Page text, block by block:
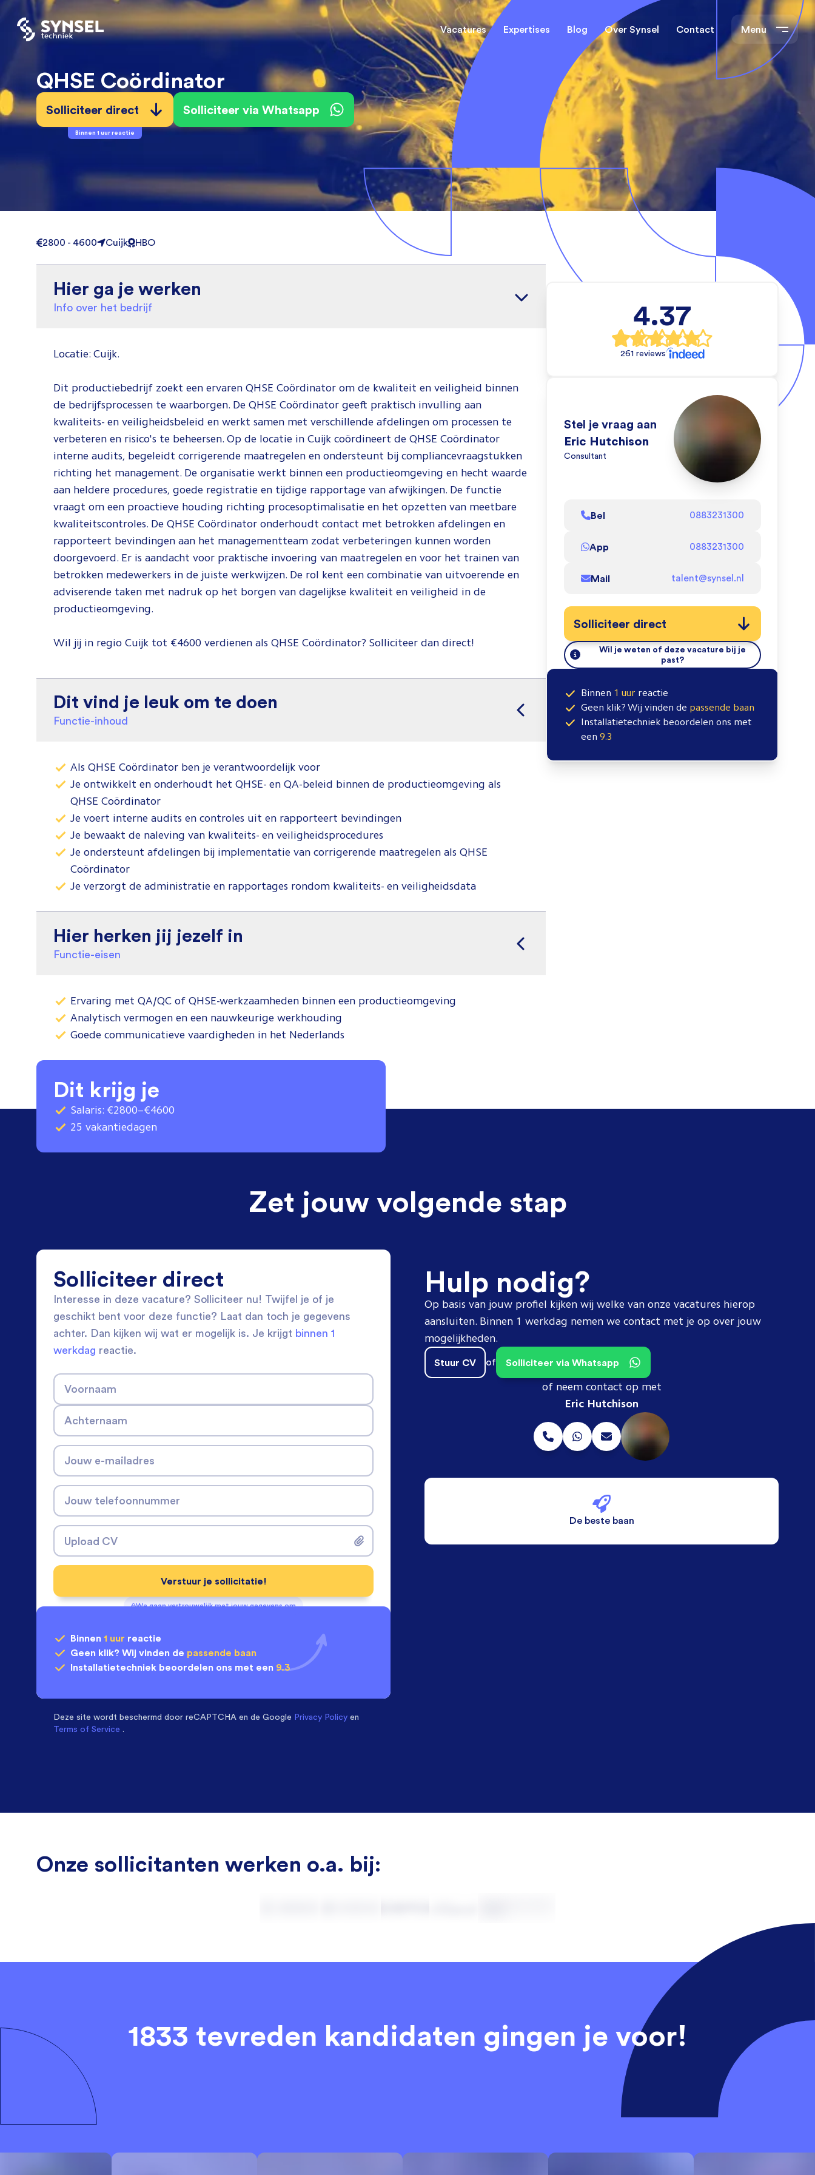
Vacatures
(Field) Service Engineers Mechanical Engineers
Software & Electrical
Engineers
Monteurs Technische
Monteurs binnendienst Installatietechniek
Technisch-Commercieel Operators
Expertises
(Field) Service Engineers Mechanical Engineers
Software & Electrical
Engineers
Monteurs Technische
Dienst
Monteurs binnendienst
Blog Over Synsel Contact Menu
QHSE Coördinator
Solliciteer direct
Binnen 1 uur reactie
Solliciteer via Whatsapp
De beste banen
Installatietechniek
2800 - 4600 Cuijk HBO
Hier ga je werken
Info over het bedrijf
Locatie: Cuijk.
Dit productiebedrijf zoekt een ervaren QHSE Coördinator om de kwaliteit en veiligheid binnen
de bedrijfsprocessen te waarborgen. De QHSE Coördinator geeft praktisch invulling aan
kwaliteits- en veiligheidsbeleid en werkt samen met verschillende afdelingen om processen te
verbeteren en risico's te beheersen. Op de locatie in Cuijk coördineert de QHSE Coördinator
interne audits, begeleidt corrigerende maatregelen en ondersteunt bij compliancevraagstukken
richting het management. De organisatie werkt binnen een productieomgeving en hecht waarde
aan heldere procedures, goede registratie en tijdige rapportage van afwijkingen. De functie
vraagt om een proactieve houding richting procesoptimalisatie en het opzetten van meetbare
kwaliteitscontroles. De QHSE Coördinator onderhoudt contact met betrokken afdelingen en
rapporteert bevindingen aan het managementteam zodat verbeteringen kunnen worden
doorgevoerd. Er is aandacht voor praktische invoering van maatregelen en voor het trainen van
betrokken medewerkers in de juiste werkwijzen. De rol kent een combinatie van uitvoerende en
adviserende taken met nadruk op het borgen van dagelijkse kwaliteit en veiligheid in de
productieomgeving.
Wil jij in regio Cuijk tot €4600 verdienen als QHSE Coördinator? Solliciteer dan direct!
Dit vind je leuk om te doen
Functie-inhoud
Als QHSE Coördinator ben je verantwoordelijk voor
Je ontwikkelt en onderhoudt het QHSE- en QA-beleid binnen de productieomgeving als
QHSE Coördinator
Je voert interne audits en controles uit en rapporteert bevindingen
Je bewaakt de naleving van kwaliteits- en veiligheidsprocedures
Je ondersteunt afdelingen bij implementatie van corrigerende maatregelen als QHSE
Coördinator
Je verzorgt de administratie en rapportages rondom kwaliteits- en veiligheidsdata
Hier herken jij jezelf in
Functie-eisen
Ervaring met QA/QC of QHSE-werkzaamheden binnen een productieomgeving
Analytisch vermogen en een nauwkeurige werkhouding
Goede communicatieve vaardigheden in het Nederlands
Dit krijg je
Salaris: €2800–€4600
25 vakantiedagen
4.37
261 reviews
Stel je vraag aan
Eric Hutchison
Consultant
Bel 0883231300
App 0883231300
Mail talent@synsel.nl
Solliciteer direct
Wil je weten of deze vacature bij je
past?
Binnen 1 uur reactie
Geen klik? Wij vinden de passende baan
Installatietechniekbeoordelen ons met
een 9.3
Zet jouw volgende stap
Solliciteer direct
Interesse in deze vacature? Solliciteer nu! Twijfel je of je
geschikt bent voor deze functie? Laat dan toch je gegevens
achter. Dan kijken wij wat er mogelijk is. Je krijgt binnen 1
werkdag reactie.
Voornaam
Achternaam
Jouw e-mailadres
Jouw telefoonnummer
Upload CV
We gaan vertrouwelijk met jouw gegevens om
Verstuur je sollicitatie!
Binnen 1 uur reactie
Geen klik? Wij vinden de passende baan
Installatietechniek beoordelen ons met een 9.3
Deze site wordt beschermd door reCAPTCHA en de Google Privacy Policy en
Terms of Service .
Hulp nodig?
Op basis van jouw profiel kijken wij welke van onze vacatures hierop
aansluiten. Binnen 1 werkdag nemen we contact met je op over jouw
mogelijkheden.
Stuur CV of Solliciteer via Whatsapp
of neem contact op met
Eric Hutchison
De beste baan
Onze sollicitanten werken o.a. bij:
1833 tevreden kandidaten gingen je voor!